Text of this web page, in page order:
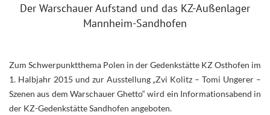
Der Warschauer Aufstand und das KZ-Außenlager
Mannheim-Sandhofen
Zum Schwerpunktthema Polen in der Gedenkstätte KZ Osthofen im
1. Halbjahr 2015 und zur Ausstellung „Zvi Kolitz – Tomi Ungerer –
Szenen aus dem Warschauer Ghetto“ wird ein Informationsabend in
der KZ-Gedenkstätte Sandhofen angeboten.